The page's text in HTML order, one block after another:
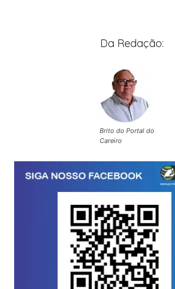
Da Redação:
Brito do Portal do
Careiro